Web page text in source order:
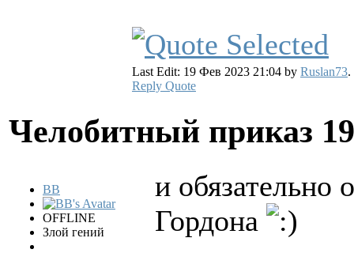
Last Edit: 19 Фев 2023 21:04 by Ruslan73.
Reply Quote
Челобитный приказ
BB
OFFLINE
Злой гений
и обязательно
Гордона